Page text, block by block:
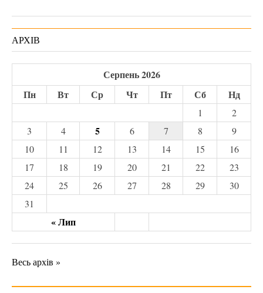
АРХІВ
Серпень 2026
Пн
Вт Ср Чт Пт Сб Нд
« Лип
1
2
3
4 5 6 7 8
9
10
11 12 13 14 15
16
17
18 19 20 21 22
23
24
25 26 27 28 29
30
31
Весь архів »